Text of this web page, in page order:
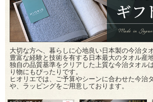
大切な方へ、暮らしに心地良い日本製の今治タ
豊富な経験と技術を有する日本最大のタオル産
独自の品質基準をクリアした上質な今治タオル
り物にもぴったりです。
ヒオリエでは、ご予算やシーンに合わせた今治
や、ラッピングをご用意しております。